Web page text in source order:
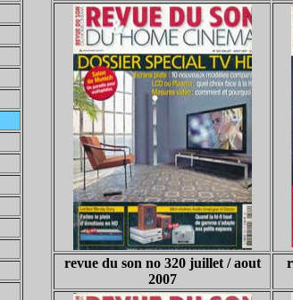
revue du son no 320 juillet / aout
2007